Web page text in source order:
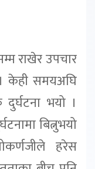
राखेर उपचार
। केही समयअघि
भयो ।
बित्नुभयो
हरेस